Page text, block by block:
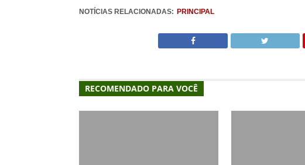
NOTÍCIAS RELACIONADAS: PRINCIPAL
RECOMENDADO PARA VOCÊ